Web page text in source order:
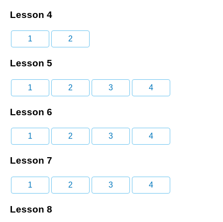
Lesson 4
1 2
Lesson 5
1 2 3 4
Lesson 6
1 2 3 4
Lesson 7
1 2 3 4
Lesson 8